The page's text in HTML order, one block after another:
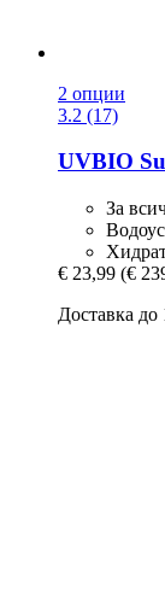
2 опции
3.2 (17)
UVBIO
За
€ 23,99 (€
Доставка до